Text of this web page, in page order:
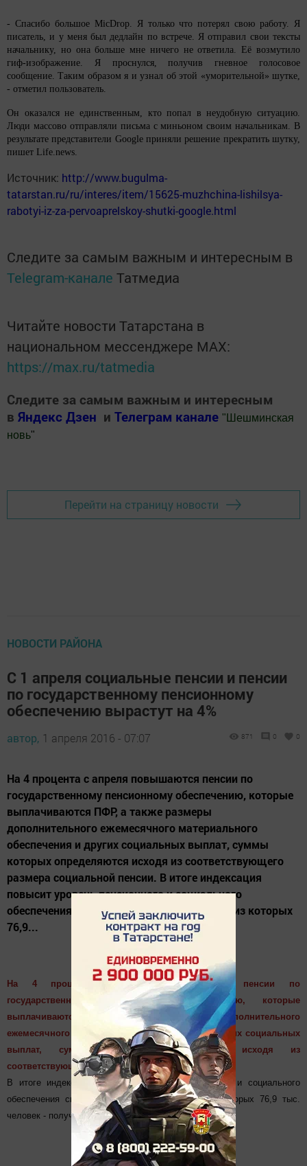
- Спасибо большое МicDrop. Я только что потерял свою работу. Я
писатель, и у меня был дедлайн по встрече. Я отправил свои тексты
начальнику, но она больше мне ничего не ответила. Её возмутило
гиф-изображение. Я проснулся, получив гневное голосовое
сообщение. Таким образом я и узнал об этой «уморительной» шутке,
- отметил пользователь.
Он оказался не единственным, кто попал в неудобную ситуацию.
Люди массово отправляли письма с миньоном своим начальникам. В
результате представители Google приняли решение прекратить шутку,
пишет Life.news.
Источник: http://www.bugulma-
tatarstan.ru/ru/interes/item/15625-muzhchina-lishilsya-
rabotyi-iz-za-pervoaprelskoy-shutki-google.html
Следите за самым важным и интересным в
Telegram-канале Татмедиа
Читайте новости Татарстана в
национальном мессенджере MАХ:
https://max.ru/tatmedia
Следите за самым важным и интересным
в Яндекс Дзен и Телеграм канале " Шешминская
новь"
Перейти на страницу новости
НОВОСТИ РАЙОНА
С 1 апреля социальные пенсии и пенсии
по государственному пенсионному
обеспечению вырастут на 4%
автор, 1 апреля 2016 - 07:07 871 0 0
На 4 процента с апреля повышаются пенсии по
государственному пенсионному обеспечению, которые
выплачиваются ПФР, а также размеры
дополнительного ежемесячного материального
обеспечения и других социальных выплат, суммы
которых определяются исходя из соответствующего
размера социальной пенсии. В итоге индексация
повысит уровень пенсионного и социального
обеспечения свыше 79,8 тыс. пенсионеров, из которых
76,9...
На 4 процента с апреля повышаются пенсии по
государственному пенсионному обеспечению, которые
выплачиваются ПФР, а также размеры дополнительного
ежемесячного материального обеспечения и других социальных
выплат, суммы которых определяются исходя из
соответствующего размера социальной пенсии.
В итоге индексация повысит уровень пенсионного и социального
обеспечения свыше 79,8 тыс. пенсионеров, из которых 76,9 тыс.
человек - получатели социальных пенсий.